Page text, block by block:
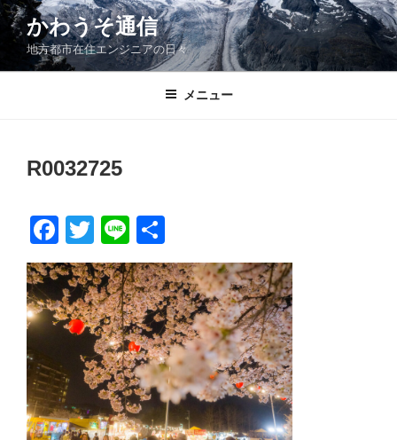
コ
ン
ン
かわうそ通信
地方都市在住エンジニアの日々
メニュー
R0032725
F
a
c
e
b
o
o
k
T
wi
tt
er
Li
n
e
有